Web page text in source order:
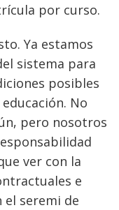
por curso.
Ya estamos
sistema para
posibles
No
pero nosotros
ver con la
e
seremi de